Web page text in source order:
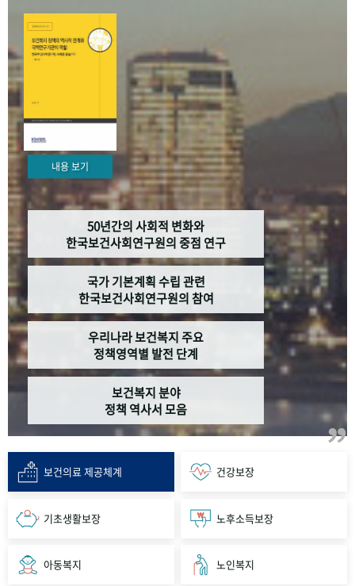
성과 50선 숫자로 보는 50년
세계와 함께 한 KIHASA
VR 역사관
내용 보기
50년간의 사회적 변화와
한국보건사회연구원의 중점 연구
국가 기본계획 수립 관련
한국보건사회연구원의 참여
우리나라 보건복지 주요
정책영역별 발전 단계
보건복지 분야
정책 역사서 모음
보건의료 제공체계 건강보장
기초생활보장 노후소득보장
아동복지 노인복지